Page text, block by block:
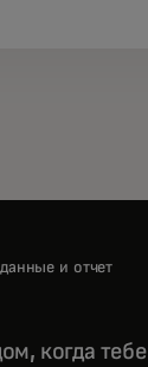
и отчет
когда тебе